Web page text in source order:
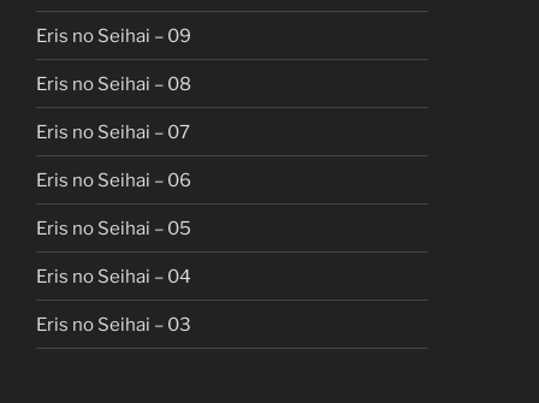
Eris no Seihai – 09
Eris no Seihai – 08
Eris no Seihai – 07
Eris no Seihai – 06
Eris no Seihai – 05
Eris no Seihai – 04
Eris no Seihai – 03